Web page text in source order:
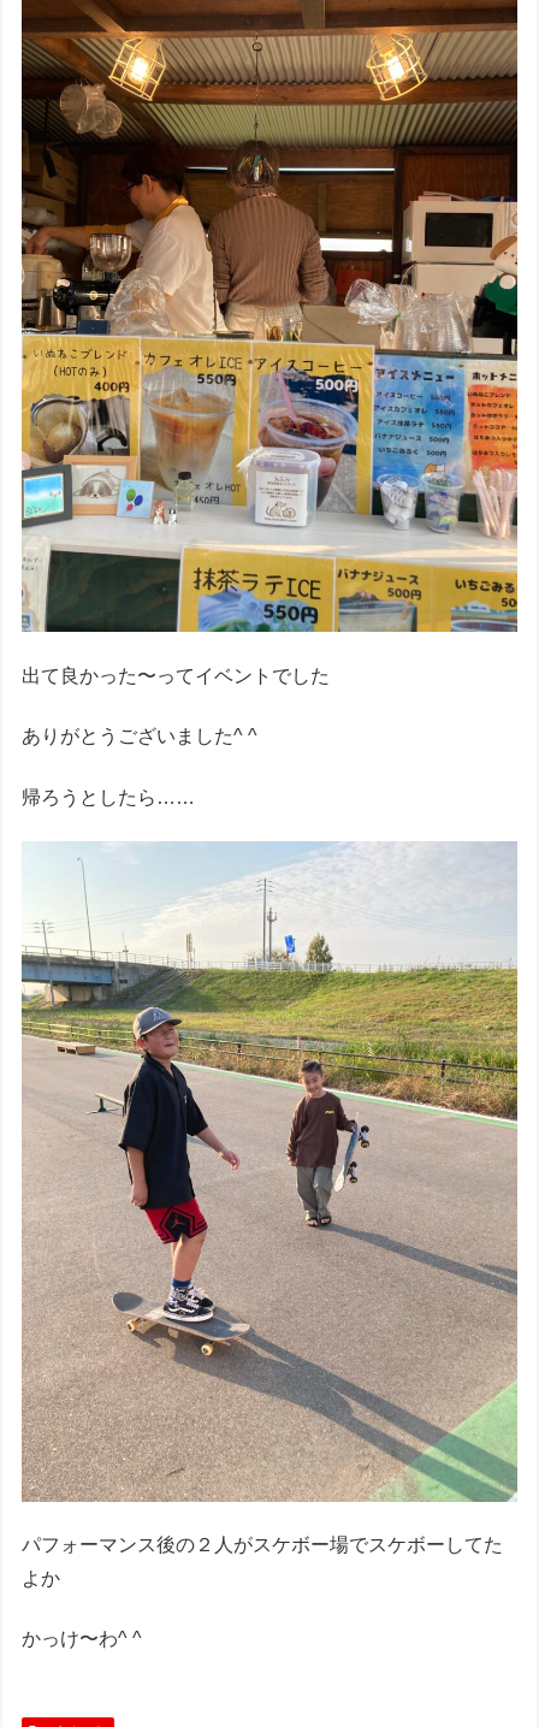
出て良かった〜ってイベントでした
ありがとうございました^ ^
帰ろうとしたら……
パフォーマンス後の２人がスケボー場でスケボーしてた
よか
かっけ〜わ^ ^